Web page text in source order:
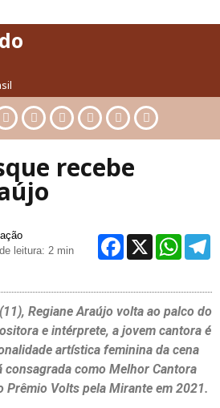
recebe
de leitura: 2 min X
Regiane Araújo volta ao palco do
e intérprete, a jovem cantora é
artística feminina da cena
consagrada como Melhor Cantora
Prêmio Volts pela Mirante em 2021.